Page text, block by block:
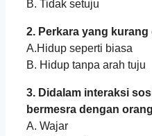
B. Tidak setuju
2. Perkara yang kurang
A.Hidup seperti biasa
B. Hidup tanpa arah tuju
3. Didalam interaksi
bermesra dengan
A. Wajar